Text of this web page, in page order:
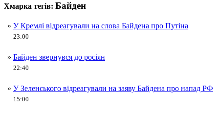
Хмарка тегів: Байден
» У Кремлі відреагували на слова Байдена про Путіна
23:00
» Байден звернувся до росіян
22:40
» У Зеленського відреагували на заяву Байдена про напад РФ
15:00